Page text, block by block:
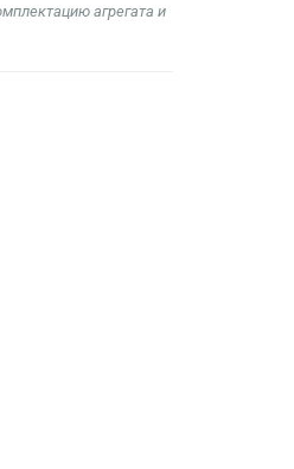
агрегата и